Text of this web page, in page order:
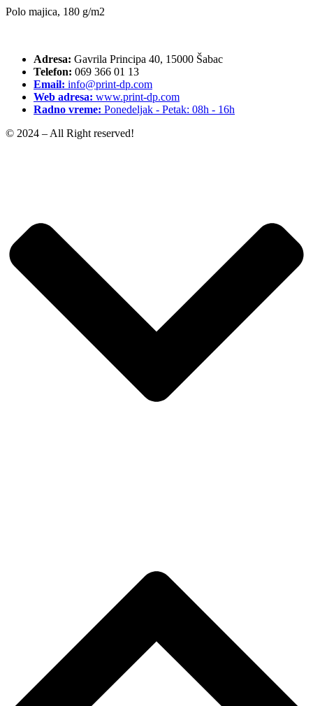
Polo majica, 180 g/m2
Adresa: Gavrila Principa 40, 15000 Šabac
Telefon: 069 366 01 13
Email: info@print-dp.com
Web adresa: www.print-dp.com
Radno vreme: Ponedeljak - Petak: 08h - 16h
© 2024 – All Right reserved!